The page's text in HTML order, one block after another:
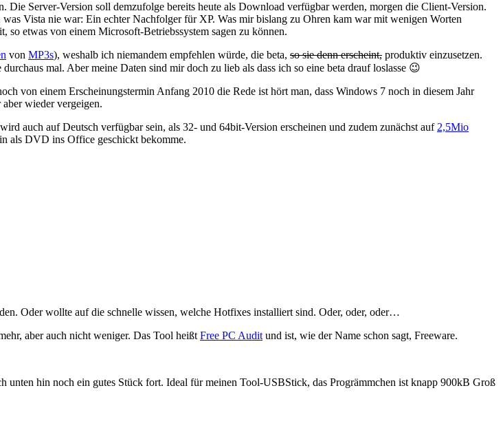
Die Server-Version soll demzufolge bereits heute als Download verfügbar werden, morgen die Client-Version.
Vista nie war: Ein echter Nachfolger für XP. Was mir bislang zu Ohren kam war mit wenigen Worten
so etwas von einem Microsoft-Betriebssystem sagen zu können.
von MP3s), weshalb ich niemandem empfehlen würde, die beta, so sie denn erscheint, produktiv einzusetzen.
mal. Aber meine Daten sind mir doch zu lieb als dass ich so eine beta drauf loslasse 😉
von einem Erscheinungstermin Anfang 2010 die Rede ist hört man, dass Windows 7 noch in diesem Jahr
wieder vergeigen.
auch auf Deutsch verfügbar sein, als 32- und 64bit-Version erscheinen und zudem zunächst auf 2,5Mio
als DVD ins Office geschickt bekomme.
Oder wollte auf die schnelle wissen, welche Hotfixes installiert sind. Oder, oder, oder…
aber auch nicht weniger. Das Tool heißt Free PC Audit und ist, wie der Name schon sagt, Freeware.
unten hin noch ein gutes Stück fort. Ideal für meinen Tool-USBStick, das Progrämmchen ist knapp 900kB Groß